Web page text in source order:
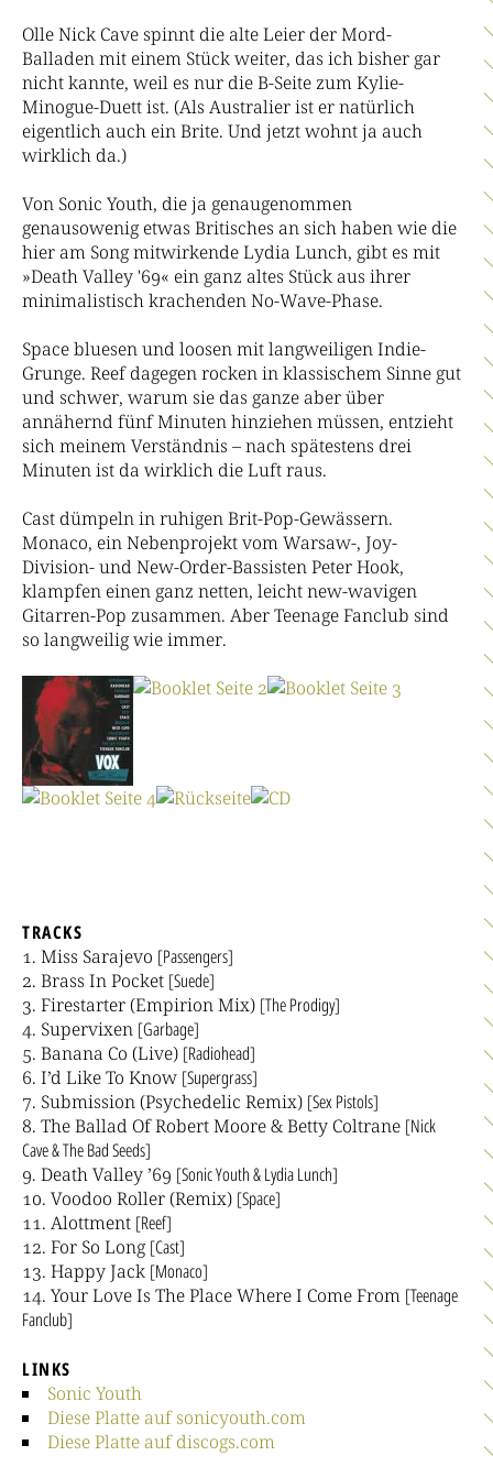
Olle Nick Cave spinnt die alte Leier der Mord-
Balladen mit einem Stück weiter, das ich bisher gar
nicht kannte, weil es nur die B-Seite zum Kylie-
Minogue-Duett ist. (Als Australier ist er natürlich
eigentlich auch ein Brite. Und jetzt wohnt ja auch
wirklich da.)
Von Sonic Youth, die ja genaugenommen
genausowenig etwas Britisches an sich haben wie die
hier am Song mitwirkende Lydia Lunch, gibt es mit
»Death Valley '69« ein ganz altes Stück aus ihrer
minimalistisch krachenden No-Wave-Phase.
Space bluesen und loosen mit langweiligen Indie-
Grunge. Reef dagegen rocken in klassischem Sinne gut
und schwer, warum sie das ganze aber über
annähernd fünf Minuten hinziehen müssen, entzieht
sich meinem Verständnis – nach spätestens drei
Minuten ist da wirklich die Luft raus.
Cast dümpeln in ruhigen Brit-Pop-Gewässern.
Monaco, ein Nebenprojekt vom Warsaw-, Joy-
Division- und New-Order-Bassisten Peter Hook,
klampfen einen ganz netten, leicht new-wavigen
Gitarren-Pop zusammen. Aber Teenage Fanclub sind
so langweilig wie immer.
TRACKS
Miss Sarajevo [Passengers]
Brass In Pocket [Suede]
Firestarter (Empirion Mix) [The Prodigy]
Supervixen [Garbage]
Banana Co (Live) [Radiohead]
I’d Like To Know [Supergrass]
Submission (Psychedelic Remix) [Sex Pistols]
The Ballad Of Robert Moore & Betty Coltrane [Nick
Cave & The Bad Seeds]
Death Valley ’69 [Sonic Youth & Lydia Lunch]
Voodoo Roller (Remix) [Space]
Alottment [Reef]
For So Long [Cast]
Happy Jack [Monaco]
Your Love Is The Place Where I Come From [Teenage
Fanclub]
LINKS
Sonic Youth
Diese Platte auf sonicyouth.com
Diese Platte auf discogs.com